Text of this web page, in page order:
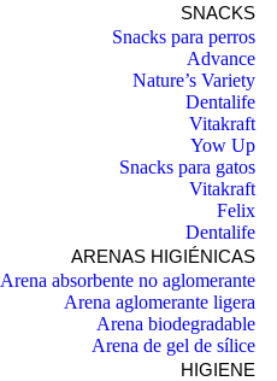
SNACKS
Snacks para perros
Advance
Nature’s Variety
Dentalife
Vitakraft
Yow Up
Snacks para gatos
Vitakraft
Felix
Dentalife
ARENAS HIGIÉNICAS
Arena absorbente no aglomerante
Arena aglomerante ligera
Arena biodegradable
Arena de gel de sílice
HIGIENE